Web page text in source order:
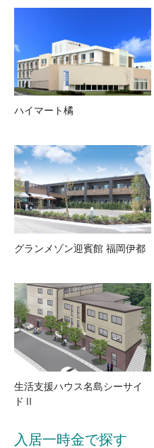
ハイマート橘
グランメゾン迎賓館 福岡伊都
生活支援ハウス名島シーサイ
ドⅡ
入居一時金で探す